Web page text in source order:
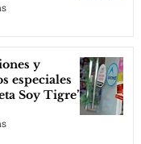
y
especiales
Soy Tigre”